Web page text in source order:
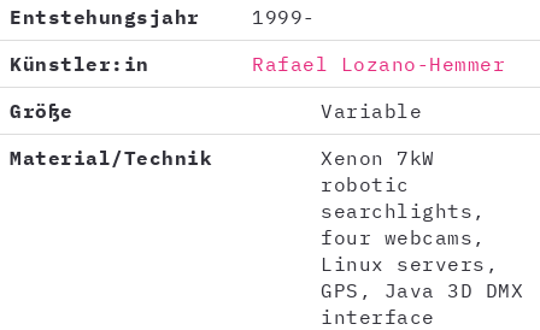
Entstehungsjahr
1999-
Künstler:in
Rafael Lozano-Hemmer
Größe
Variable
Material/Technik
Xenon 7kW
robotic
searchlights,
four webcams,
Linux servers,
GPS, Java 3D DMX
interface